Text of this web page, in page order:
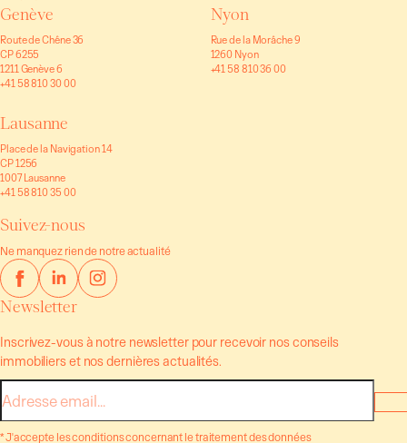
Genève
Route de Chêne 36
CP 6255
1211 Genève 6
+41 58 810 30 00
Nyon
Rue de la Morâche 9
1260 Nyon
+41 58 810 36 00
Lausanne
Place de la Navigation 14
CP 1256
1007 Lausanne
+41 58 810 35 00
Suivez-nous
Ne manquez rien de notre actualité
Newsletter
Inscrivez-vous à notre newsletter pour recevoir nos conseils
immobiliers et nos dernières actualités.
E-
mail
* J'accepte les conditions concernant le traitement des données